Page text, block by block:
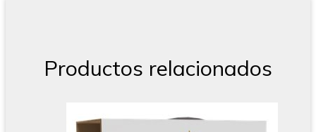
Productos relacionados